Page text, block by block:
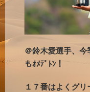
＠鈴木愛選手、今
もｵﾒﾃﾞﾄﾝ！
１７番はよくグ